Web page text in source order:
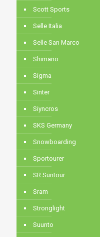
Scott Sports
Selle Italia
Selle San Marco
Shimano
Sigma
Sinter
Siyncros
SKS Germany
Snowboarding
Sportourer
SR Suntour
Sram
Stronglight
Suunto